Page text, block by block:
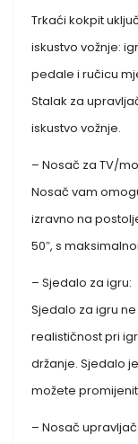
Trkaći kokpit
iskustvo vožnje:
pedale i ručicu
Stalak za
iskustvo vožnje.
– Nosač za TV/
Nosač vam
izravno na
50″, s
– Sjedalo za igru:
Sjedalo za igru
realističnost pri
držanje. Sjedalo
možete
– Nosač